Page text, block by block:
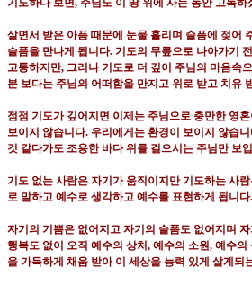
살면서 받은 아픔 때문에 눈물 흘리며 슬픔에 젖어
슬픔을 만나게 됩니다. 기도의 무릎으로 나아가기
고통하지만, 그러나 기도로 더 깊이 주님의 마음속
분 보다는 주님의 어떠함을 만지고 위로 받고 치유
점점 기도가 깊어지면 이제는 주님으로 충만한 영
보이지 않습니다. 우리에게는 환경이 보이지 않습
것 같다가도 조용한 바다 위를 걸으시는 주님만 보
기도 없는 사람은 자기가 움직이지만 기도하는 사
로 말하고 예수로 생각하고 예수를 표현하게 됩니다.
자기의 기쁨은 없어지고 자기의 슬픔도 없어지며
행복도 없이 오직 예수의 상처, 예수의 소원, 예수의
을 가득하게 채움 받아 이 세상을 능력 있게 살게되